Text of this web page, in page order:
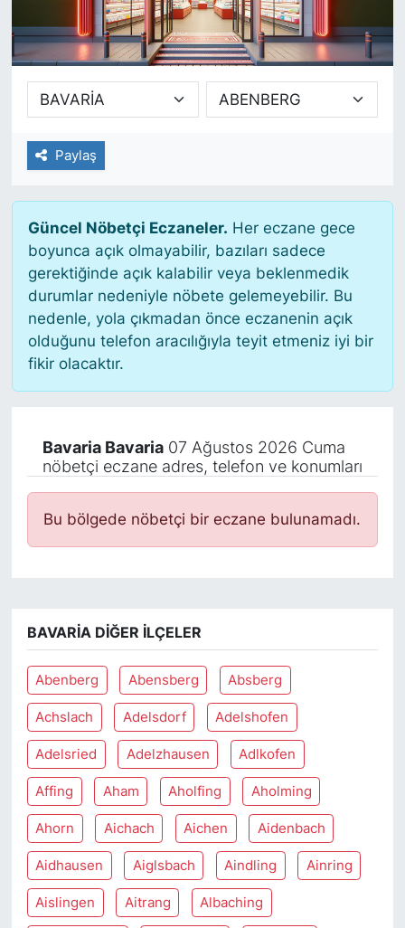
Paylaş
Güncel Nöbetçi Eczaneler. Her eczane gece
boyunca açık olmayabilir, bazıları sadece
gerektiğinde açık kalabilir veya beklenmedik
durumlar nedeniyle nöbete gelemeyebilir. Bu
nedenle, yola çıkmadan önce eczanenin açık
olduğunu telefon aracılığıyla teyit etmeniz iyi bir
fikir olacaktır.
Bavaria Bavaria07 Ağustos 2026 Cuma
nöbetçi eczane adres, telefon ve konumları
Bu bölgede nöbetçi bir eczane bulunamadı.
BAVARIA DIĞER İLÇELER
Abenberg Abensberg Absberg
Achslach Adelsdorf Adelshofen
Adelsried Adelzhausen Adlkofen
Affing Aham Aholfing Aholming
Ahorn Aichach Aichen Aidenbach
Aidhausen Aiglsbach Aindling Ainring
Aislingen Aitrang Albaching
SİYASET
SAĞLIK